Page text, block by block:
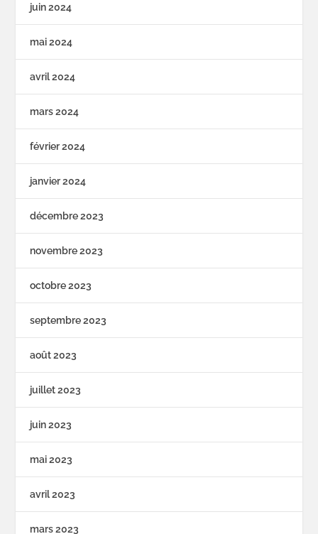
juin 2024
mai 2024
avril 2024
mars 2024
février 2024
janvier 2024
décembre 2023
novembre 2023
octobre 2023
septembre 2023
août 2023
juillet 2023
juin 2023
mai 2023
avril 2023
mars 2023